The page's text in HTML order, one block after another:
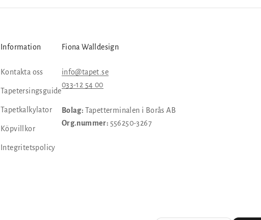
Information
Kontakta oss
Tapetersingsguide
Tapetkalkylator
Köpvillkor
Integritetspolicy
Fiona Walldesign
info@tapet.se
033-12 54 00
Bolag: Tapetterminalen i Borås AB
Org.nummer: 556250-3267